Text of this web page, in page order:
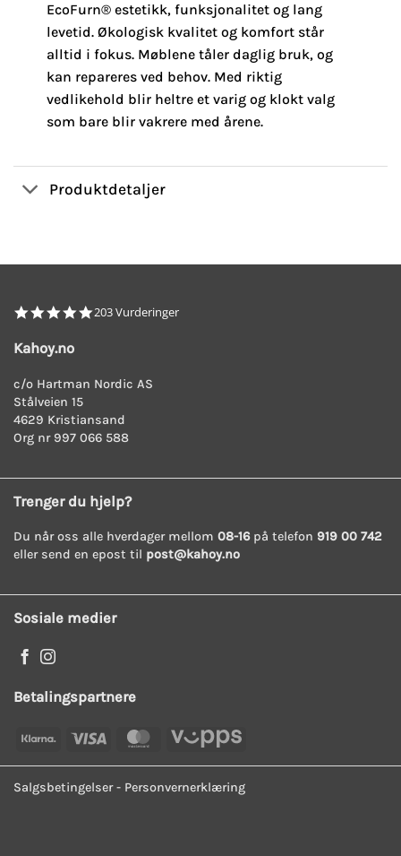
EcoFurn® estetikk, funksjonalitet og lang
levetid. Økologisk kvalitet og komfort står
alltid i fokus. Møblene tåler daglig bruk, og
kan repareres ved behov. Med riktig
vedlikehold blir heltre et varig og klokt valg
som bare blir vakrere med årene.
Produktdetaljer
4.8
203 Vurderinger
Kahoy.no
c/o Hartman Nordic AS
Stålveien 15
4629 Kristiansand
Org nr 997 066 588
Trenger du hjelp?
Du når oss alle hverdager mellom 08-16på telefon 919 00 742
eller send en epost til post@kahoy.no
Sosiale medier
Betalingspartnere
Klarna Visa MasterCard Vipps
Salgsbetingelser- Personvernerklæring